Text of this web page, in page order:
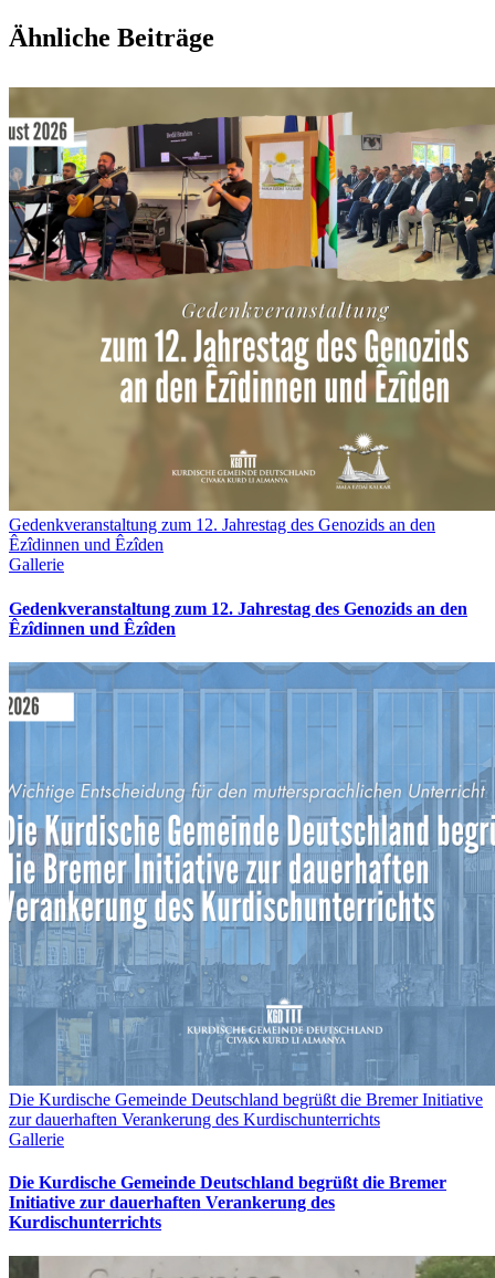
Facebook
X
WhatsApp
Pinterest
E-
Mail
Ähnliche Beiträge
Gedenkveranstaltung zum 12. Jahrestag des Genozids an den
Êzîdinnen und Êzîden
Gallerie
Gedenkveranstaltung zum 12. Jahrestag des Genozids an den
Êzîdinnen und Êzîden
Die Kurdische Gemeinde Deutschland begrüßt die Bremer Initiative
zur dauerhaften Verankerung des Kurdischunterrichts
Gallerie
Die Kurdische Gemeinde Deutschland begrüßt die Bremer
Initiative zur dauerhaften Verankerung des
Kurdischunterrichts